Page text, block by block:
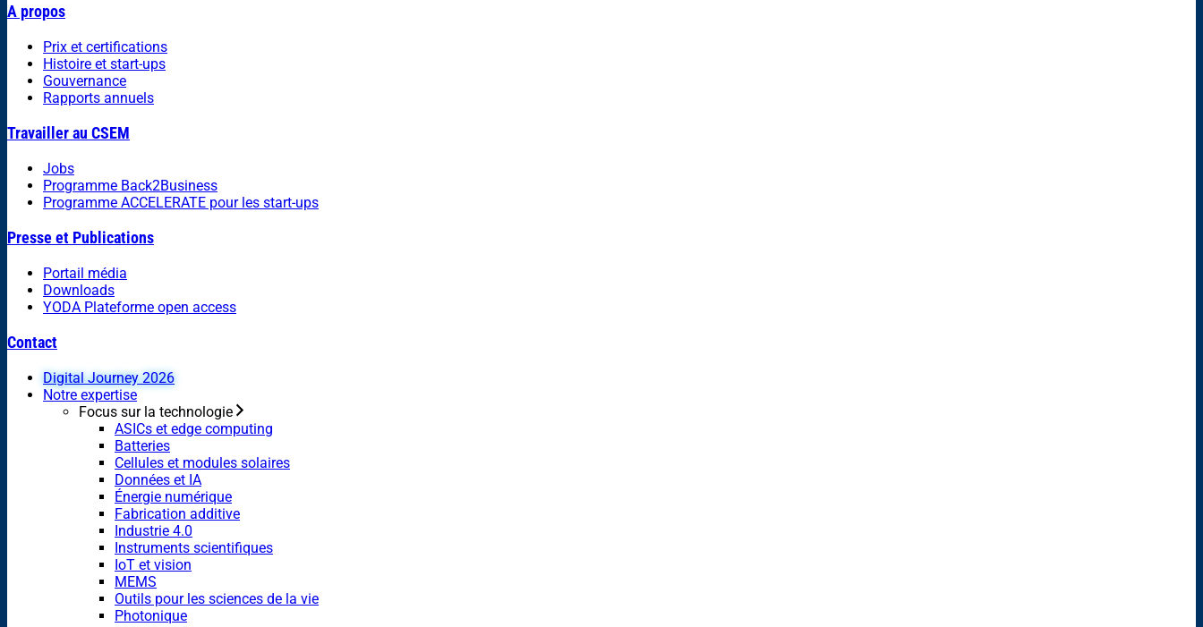
A propos
Prix et certifications
Histoire et start-ups
Gouvernance
Rapports annuels
Travailler au CSEM
Jobs
Programme Back2Business
Programme ACCELERATE pour les start-ups
Presse et Publications
Portail média
Downloads
YODA Plateforme open access
Contact
Digital Journey 2026
Notre expertise
Focus sur la technologie
ASICs et edge computing
Batteries
Cellules et modules solaires
Données et IA
Énergie numérique
Fabrication additive
Industrie 4.0
Instruments scientifiques
IoT et vision
MEMS
Outils pour les sciences de la vie
Photonique